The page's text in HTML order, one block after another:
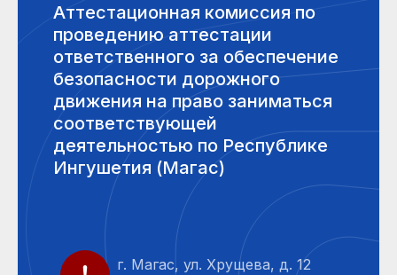
Аттестационная комиссия по
проведению аттестации
ответственного за обеспечение
безопасности дорожного
движения на право заниматься
соответствующей
деятельностью по Республике
Ингушетия (Магас)
г. Магас, ул. Хрущева, д. 12